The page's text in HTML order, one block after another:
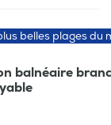
belles plages du
balnéaire